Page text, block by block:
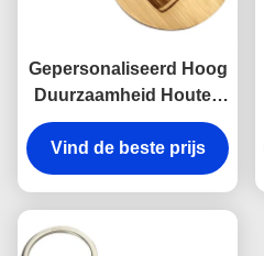
Gepersonaliseerd Hoog
Duurzaamheid Houten
Sleutelhanger Gravure
Voor Op maat
Gravureerde Bedrijfs
Vind de beste prijs